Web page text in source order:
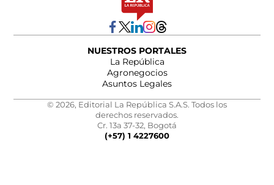
NUESTROS PORTALES
La República
Agronegocios
Asuntos Legales
© 2026, Editorial La República S.A.S. Todos los
derechos reservados.
Cr. 13a 37-32, Bogotá
(+57) 1 4227600